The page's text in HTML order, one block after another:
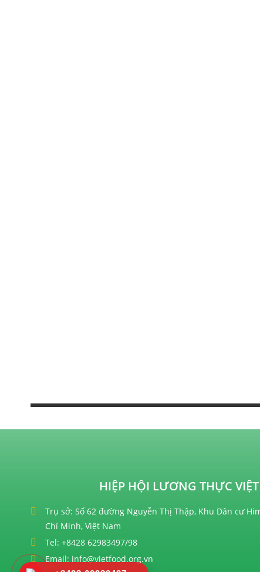
HIỆP HỘI LƯƠNG THỰC
Trụ sở: Số 62 đường Nguyễn Thị Thập, Khu Dân cư
Chí Minh, Việt Nam
Tel: +8428 62983497/98
Email: info@vietfood.org.vn